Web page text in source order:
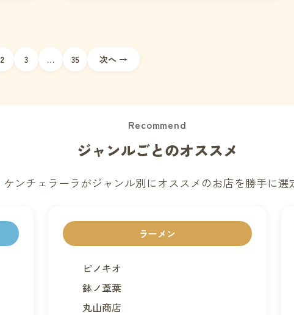
2 3 … 35 次へ →
Recommend
ジャンルごとのオススメ
ケンチェラーラがジャンル別にオススメのお店を勝手に選
ラーメン
ピノキオ
鉢ノ葦葉
丸山商店